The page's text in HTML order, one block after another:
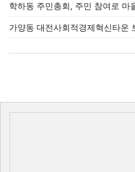
학하동 주민총회, 주민 참여로 마
가양동 대전사회적경제혁신타운